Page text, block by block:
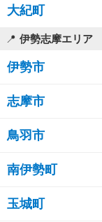
大紀町
伊勢志摩エリア
伊勢市
志摩市
鳥羽市
南伊勢町
玉城町